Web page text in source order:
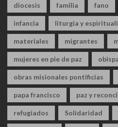
diocesis familia fano
infancia liturgia y
materiales migrantes
mujeres en pie de paz
obras misionales pontificias
papa francisco paz y
refugiados Solidaridad